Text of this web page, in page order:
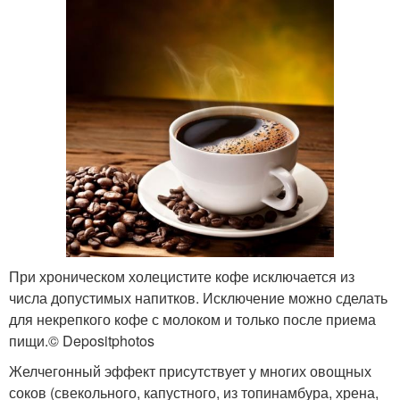
При хроническом холецистите кофе исключается из
числа допустимых напитков. Исключение можно сделать
для некрепкого кофе с молоком и только после приема
пищи.© Depositphotos
Желчегонный эффект присутствует у многих овощных
соков (свекольного, капустного, из топинамбура, хрена,